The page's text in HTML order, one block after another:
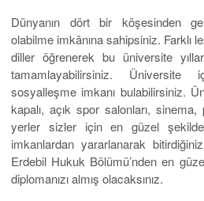
Dünyanın dört bir köşesinden
olabilme imkânına sahipsiniz. Farklı
diller öğrenerek bu üniversite
tamamlayabilirsiniz. Üniversite
sosyalleşme imkanı bulabilirsiniz.
kapalı, açık spor salonları,
yerler sizler için en güzel
imkanlardan yararlanarak
Erdebil Hukuk Bölümü’nden en
diplomanızı almış olacaksınız.